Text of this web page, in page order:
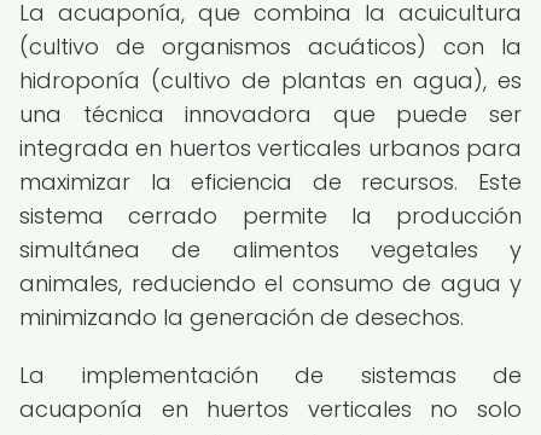
La acuaponía, que combina la acuicultura
(cultivo de organismos acuáticos) con la
hidroponía (cultivo de plantas en agua), es
una técnica innovadora que puede ser
integrada en huertos verticales urbanos para
maximizar la eficiencia de recursos. Este
sistema cerrado permite la producción
simultánea de alimentos vegetales y
animales, reduciendo el consumo de agua y
minimizando la generación de desechos.
La implementación de sistemas de
acuaponía en huertos verticales no solo